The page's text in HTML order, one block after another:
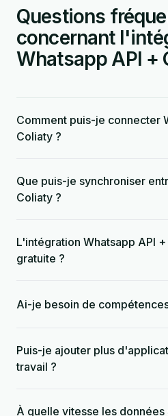
Questions
concernant
Whatsapp API +
Comment puis-je connecter
Coliaty ?
Que puis-je synchroniser
Coliaty ?
L'intégration Whatsapp API
gratuite ?
Ai-je besoin de
Puis-je ajouter plus
travail ?
À quelle vitesse les